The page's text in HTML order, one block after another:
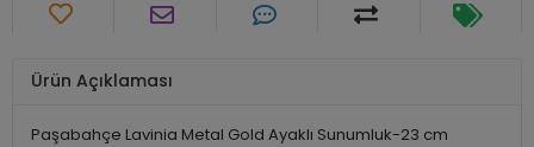
Ürün Açıklaması
Paşabahçe Lavinia Metal Gold Ayaklı Sunumluk-23 cm